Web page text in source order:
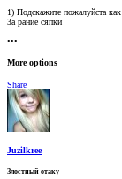
1) Подскажите пожалуйста
За рание сяпки
•••
More options
Share
Juzilkree
Злостный отаку